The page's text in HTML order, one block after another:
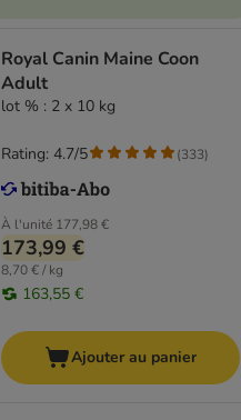
Royal Canin Maine Coon
Adult
lot % : 2 x 10 kg
À l'unité 177,98 €
173,99 €
8,70 € / kg
163,55 €
Rating: 4.7/5 (333)
Ajouter au panier